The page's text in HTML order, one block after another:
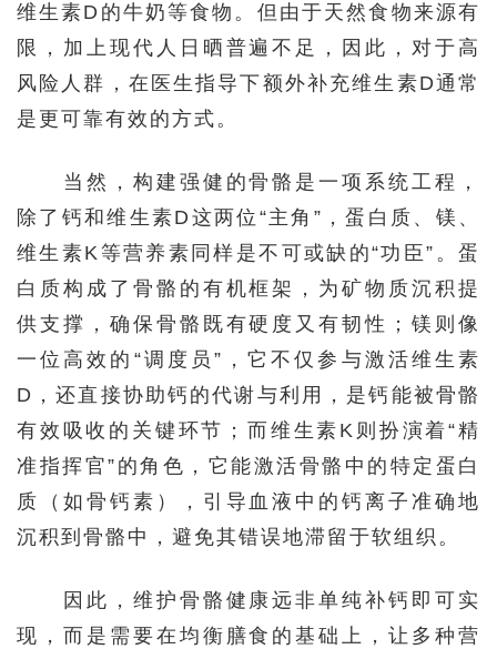
维生素D的牛奶等食物。但由于天然食物来源有
限，加上现代人日晒普遍不足，因此，对于高
风险人群，在医生指导下额外补充维生素D通常
是更可靠有效的方式。
当然，构建强健的骨骼是一项系统工程，
除了钙和维生素D这两位“主角”，蛋白质、镁、
维生素K等营养素同样是不可或缺的“功臣”。蛋
白质构成了骨骼的有机框架，为矿物质沉积提
供支撑，确保骨骼既有硬度又有韧性；镁则像
一位高效的“调度员”，它不仅参与激活维生素
D，还直接协助钙的代谢与利用，是钙能被骨骼
有效吸收的关键环节；而维生素K则扮演着“精
准指挥官”的角色，它能激活骨骼中的特定蛋白
质（如骨钙素），引导血液中的钙离子准确地
沉积到骨骼中，避免其错误地滞留于软组织。
因此，维护骨骼健康远非单纯补钙即可实
现，而是需要在均衡膳食的基础上，让多种营